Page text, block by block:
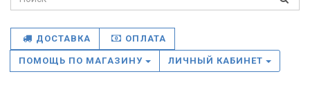
ДОСТАВКА ОПЛАТА
ПОМОЩЬ ПО МАГАЗИНУ ЛИЧНЫЙ КАБИНЕТ